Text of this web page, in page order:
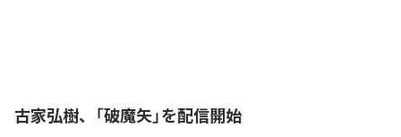
古家弘樹、「破魔矢」を配信開始